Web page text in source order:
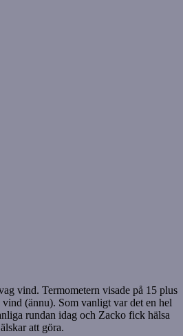
vind. Termometern visade på 15 plus
(ännu). Som vanligt var det en hel
rundan idag och Zacko fick hälsa
att göra.